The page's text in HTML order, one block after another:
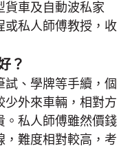
貨車及自動波私家
或私人師傅教授，收
？
試、學牌等手續，個
少外來車輛，相對方
。私人師傅雖然價錢
，難度相對較高，考